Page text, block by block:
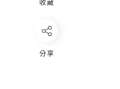
收藏
分享